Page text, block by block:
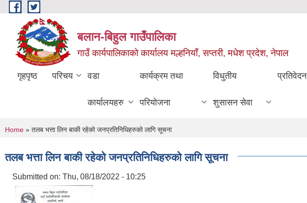
Skip to main content
बलान-बिहुल गाउँपालिका
गाउँ कार्यपालिकाको कार्यालय मल्हनियाँ, सप्तरी, मधेश प्रदेश, नेपाल
गृहपृष्ठ परिचय वडा
कार्यालयहरु
कार्यक्रम तथा
परियोजना
विधुतीय
शुसासन सेवा
प्रतिवेदन
You are here
Home » तलब भत्ता लिन बाकी रहेको जनप्रतिनिधिहरुको लागि सूचना
तलब भत्ता लिन बाकी रहेको जनप्रतिनिधिहरुको लागि सूचना
Submitted on: Thu, 08/18/2022 - 10:25